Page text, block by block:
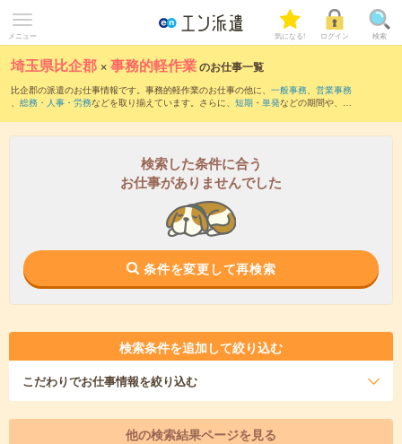
メニュー 気になる! ログイン 検索
埼玉県比企郡 ×事務的軽作業のお仕事一覧
比企郡の派遣のお仕事情報です。事務的軽作業のお仕事の他に、 一般事務、 営業事務
、 総務・人事・労務などを取り揃えています。さらに、 短期 ・ 単発などの期間や、 職
検索した条件に合う
お仕事がありませんでした
条件を変更して再検索
検索条件を追加して絞り込む
こだわりでお仕事情報を絞り込む
他の検索結果ページを見る